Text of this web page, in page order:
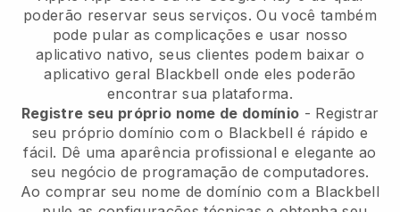
poderão reservar seus serviços. Ou você também
pode pular as complicações e usar nosso
aplicativo nativo, seus clientes podem baixar o
aplicativo geral Blackbell onde eles poderão
encontrar sua plataforma.
Registre seu próprio nome de domínio - Registrar
seu próprio domínio com o Blackbell é rápido e
fácil. Dê uma aparência profissional e elegante ao
seu negócio de programação de computadores.
Ao comprar seu nome de domínio com a Blackbell